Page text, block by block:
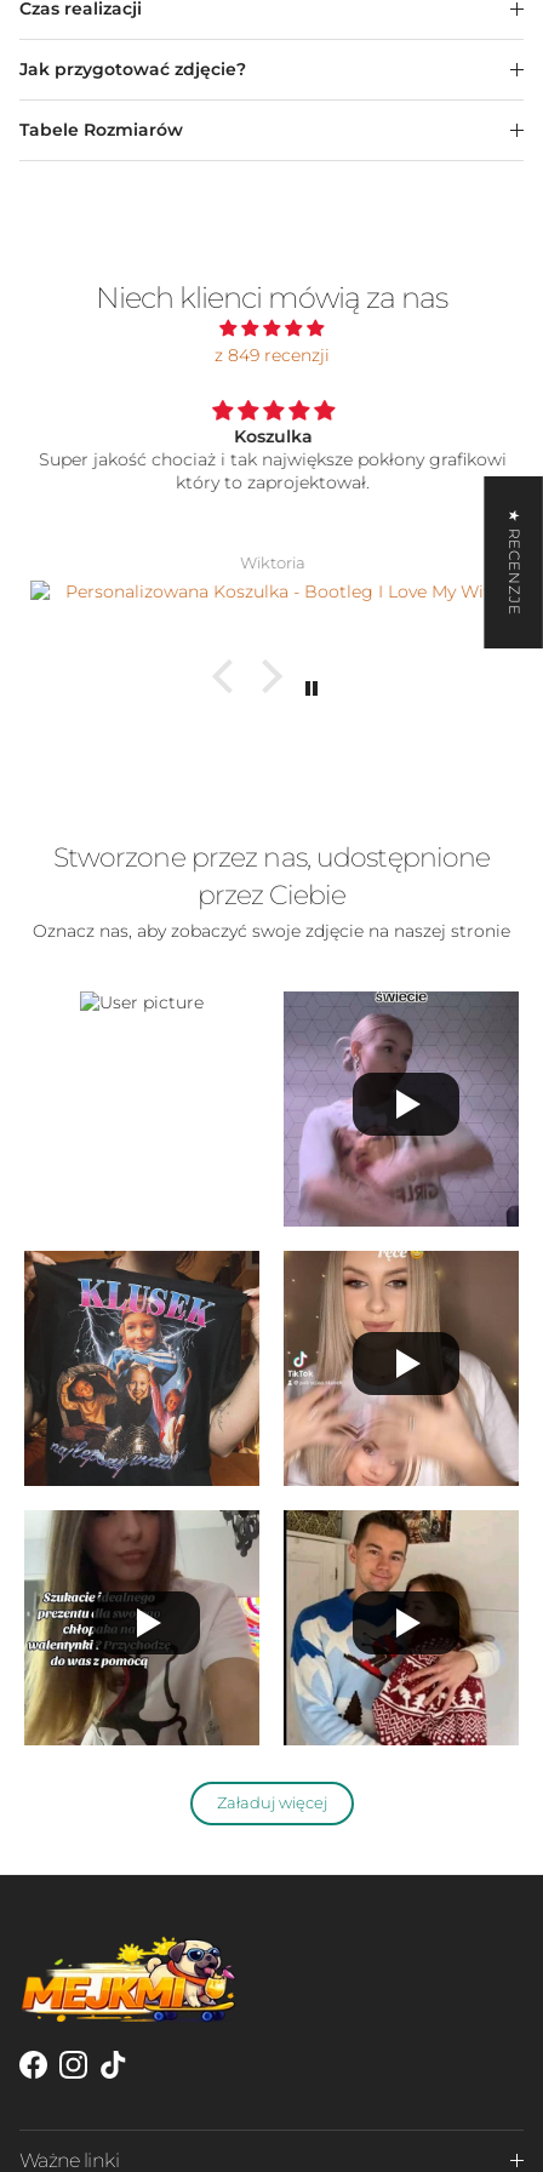
Czas realizacji
Jak przygotować zdjęcie?
Tabele Rozmiarów
Niech klienci mówią za nas
z 849 recenzji
Koszulka
Super jakość chociaż i tak największe pokłony grafikowi
który to zaprojektował.
Wiktoria
Stworzone przez nas, udostępnione
przez Ciebie
Oznacz nas, aby zobaczyć swoje zdjęcie na naszej stronie
Załaduj więcej
Facebook
Instagram
TikTok
Ważne linki
★ RECENZJE